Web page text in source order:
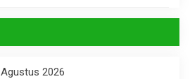
Agustus 2026